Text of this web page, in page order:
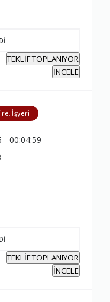
TEKLİF TOPLANIYOR
İNCELE
İşyeri
- 00:04:59
TEKLİF TOPLANIYOR
İNCELE
1.0
1.0